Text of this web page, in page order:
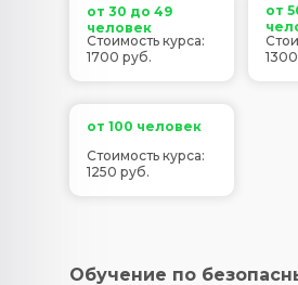
от 30 до 49
человек
от
от 100 человек
Стоимость курса:
1700 руб.
Стоимость курса:
1250 руб.
Обучение по